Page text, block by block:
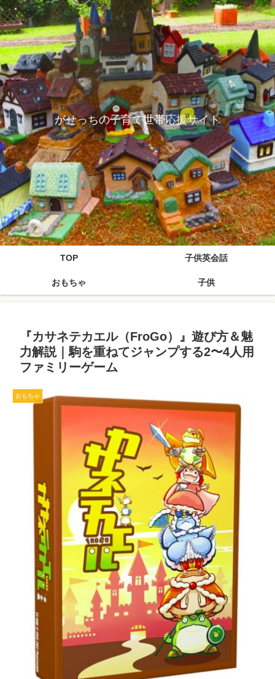
がせっちの子育て世帯応援サイト
TOP 子供英会話
おもちゃ 子供
『カサネテカエル（FroGo）』遊び方＆魅
力解説｜駒を重ねてジャンプする2〜4人用
ファミリーゲーム
おもちゃ